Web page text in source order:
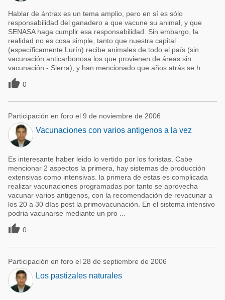
Hablar de ántrax es un tema amplio, pero en sí es sólo
responsabilidad del ganadero a que vacune su animal, y que
SENASA haga cumplir esa responsabilidad. Sin embargo, la
realidad no es cosa simple, tanto que nuestra capital
(específicamente Lurín) recibe animales de todo el país (sin
vacunación anticarbonosa los que provienen de áreas sin
vacunación - Sierra), y han mencionado que años atrás se h ...
 0
Participación en foro el 9 de noviembre de 2006
Vacunaciones con varios antigenos a la vez
Es interesante haber leido lo vertido por los foristas. Cabe
mencionar 2 aspectos la primera, hay sistemas de producción
extensivas como intensivas. la primera de estas es complicada
realizar vacunaciones programadas por tanto se aprovecha
vacunar varios antigenos, con la recomendaciòn de revacunar a
los 20 a 30 dìas post la primovacunaciòn. En el sistema intensivo
podria vacunarse mediante un pro ...
 0
Participación en foro el 28 de septiembre de 2006
Los pastizales naturales